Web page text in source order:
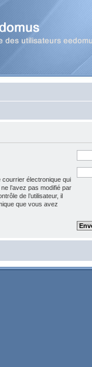
courrier électronique qui
l’avez pas modifié par
de l’utilisateur, il
que vous avez